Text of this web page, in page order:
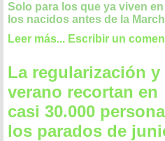
Solo para los que ya viven
los nacidos antes de la
Leer más... Escribir un
La regularización y
verano recortan en
casi 30.000
los parados de